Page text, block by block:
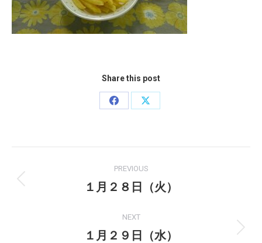
Share this post
Share
Share
navigation
PREVIOUS
Previous
１月２８日（火）
NEXT
Next
１月２９日（水）